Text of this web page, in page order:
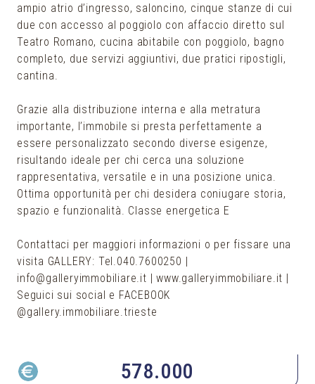
ampio atrio d’ingresso, saloncino, cinque stanze di cui
due con accesso al poggiolo con affaccio diretto sul
Teatro Romano, cucina abitabile con poggiolo, bagno
completo, due servizi aggiuntivi, due pratici ripostigli,
cantina.
Grazie alla distribuzione interna e alla metratura
importante, l’immobile si presta perfettamente a
essere personalizzato secondo diverse esigenze,
risultando ideale per chi cerca una soluzione
rappresentativa, versatile e in una posizione unica.
Ottima opportunità per chi desidera coniugare storia,
spazio e funzionalità. Classe energetica E
Contattaci per maggiori informazioni o per fissare una
visita GALLERY: Tel.040.7600250 |
info@galleryimmobiliare.it | www.galleryimmobiliare.it |
Seguici sui social e FACEBOOK
@gallery.immobiliare.trieste
578.000